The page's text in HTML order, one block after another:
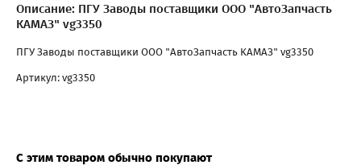
Описание: ПГУ Заводы поставщики ООО "АвтоЗапчасть
КАМАЗ" vg3350
ПГУ Заводы поставщики ООО "АвтоЗапчасть КАМАЗ" vg3350
Артикул: vg3350
С этим товаром обычно покупают